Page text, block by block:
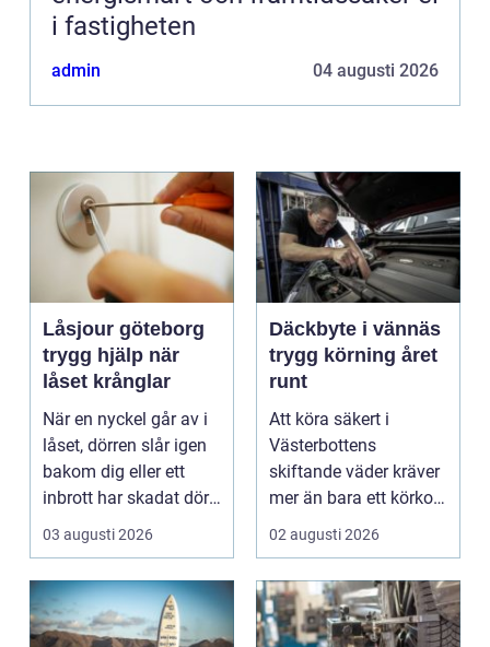
i fastigheten
admin 04 augusti 2026
Låsjour göteborg
trygg hjälp när
låset krånglar
När en nyckel går av i
låset, dörren slår igen
bakom dig eller ett
inbrott har skadat dörr
och karm,...
03 augusti 2026
Däckbyte i vännäs
trygg körning året
runt
Att köra säkert i
Västerbottens
skiftande väder kräver
mer än bara ett körkort
och en pålitlig bil. ...
02 augusti 2026